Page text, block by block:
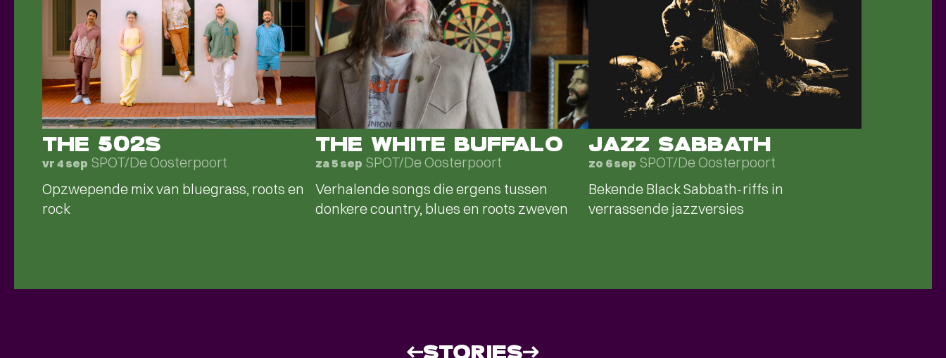
THE 502S
vr 4 sep SPOT/De Oosterpoort
Opzwepende mix van bluegrass, roots en
rock
THE WHITE BUFFALO
za 5 sep SPOT/De Oosterpoort
Verhalende songs die ergens tussen
donkere country, blues en roots zweven
JAZZ SABBATH
zo 6 sep SPOT/De Oosterpoort
Bekende Black Sabbath-riffs in
verrassende jazzversies
STORIES